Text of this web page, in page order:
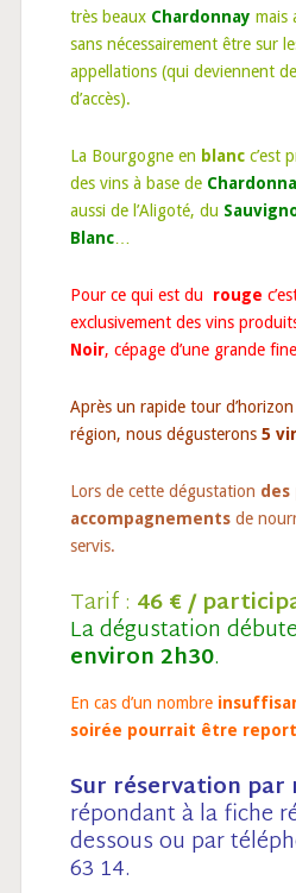
très beaux Chardonnay mais
sans nécessairement être sur
appellations (qui deviennent
d’accès).
La Bourgogne en blanc c’est
des vins à base de
aussi de l’Aligoté, du
Blanc
Pour ce qui est du rouge
exclusivement des vins
Noir, cépage d’une grande
Après un rapide tour d’horizon
région, nous dégusterons5
Lors de cette dégustation
accompagnements de
servis.
Tarif : 46 € /
La dégustation
environ 2h30.
En cas d’un nombre
soirée pourrait être
Sur réservation par
répondant à la fiche
dessous ou par
63 14.